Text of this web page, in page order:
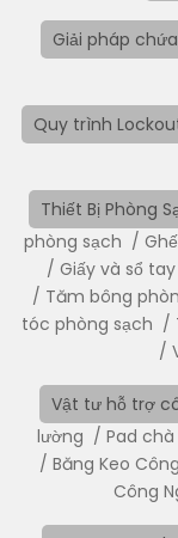
ACHISON –
Nếu bạn đang
với chất lượng
cậy, chuyên
động chất lượng
khách hàng.Kết
thông tin chi
0913.820.539
Giải pháp
Quy trình
Thiết Bị Phòng
phòng sạch
Giấy và sổ
Tăm bông
tóc phòng sạch
Vật tư hỗ trợ
lường
Pad chà
Băng Keo
Công